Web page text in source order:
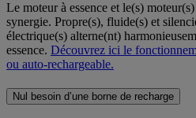
Le moteur à essence et le(s)
synergie. Propre(s), fluide(s) et
électrique(s) alterne(nt)
essence. Découvrez ici le
ou auto-rechargeable.
Nul besoin d’une borne de recharge